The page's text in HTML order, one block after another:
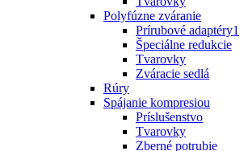
Polyfúzne zváranie
Prírubové adaptéry1
Špeciálne redukcie
Tvarovky
Zváracie sedlá
Rúry
Spájanie kompresiou
Príslušenstvo
Tvarovky
Zberné potrubie